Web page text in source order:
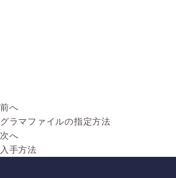
前へ
グラマファイルの指定方法
次へ
入手方法